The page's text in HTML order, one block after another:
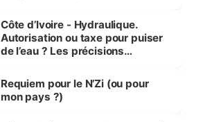
Côte d’Ivoire - Hydraulique.
Autorisation ou taxe pour puiser
de l’eau ? Les précisions
Requiem pour le N’Zi (ou pour
mon pays ?)